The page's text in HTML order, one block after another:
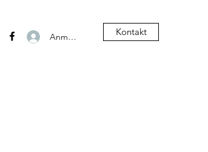
Anmelden Kontakt